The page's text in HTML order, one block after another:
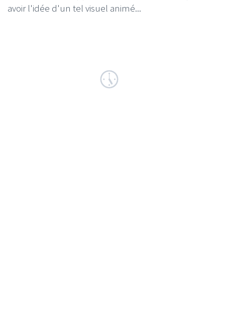
avoir l'idée d'un tel visuel animé...